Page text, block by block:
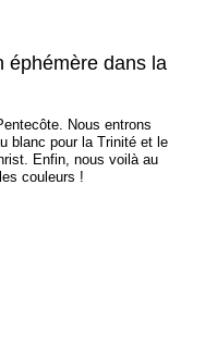
éphémère dans la
Nous entrons
blanc pour la Trinité et le
Enfin, nous voilà au
couleurs !